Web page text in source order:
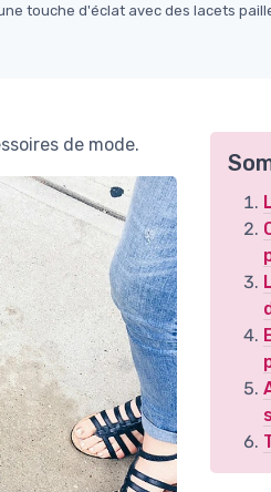
touche d'éclat avec des lacets
de mode.